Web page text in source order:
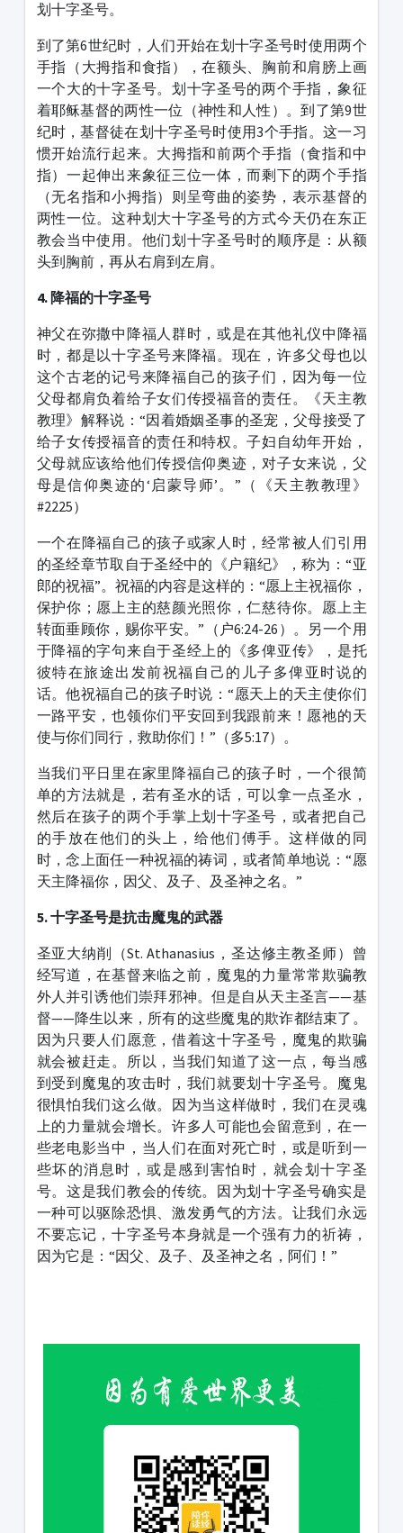
划十字圣号。
到了第6世纪时，人们开始在划十字圣号时使用两个
手指（大拇指和食指），在额头、胸前和肩膀上画
一个大的十字圣号。划十字圣号的两个手指，象征
着耶稣基督的两性一位（神性和人性）。到了第9世
纪时，基督徒在划十字圣号时使用3个手指。这一习
惯开始流行起来。大拇指和前两个手指（食指和中
指）一起伸出来象征三位一体，而剩下的两个手指
（无名指和小拇指）则呈弯曲的姿势，表示基督的
两性一位。这种划大十字圣号的方式今天仍在东正
教会当中使用。他们划十字圣号时的顺序是：从额
头到胸前，再从右肩到左肩。
4. 降福的十字圣号
神父在弥撒中降福人群时，或是在其他礼仪中降福
时，都是以十字圣号来降福。现在，许多父母也以
这个古老的记号来降福自己的孩子们，因为每一位
父母都肩负着给子女们传授福音的责任。《天主教
教理》解释说：“因着婚姻圣事的圣宠，父母接受了
给子女传授福音的责任和特权。子妇自幼年开始，
父母就应该给他们传授信仰奥迹，对子女来说，父
母是信仰奥迹的‘启蒙导师’。”（《天主教教理》
#2225）
一个在降福自己的孩子或家人时，经常被人们引用
的圣经章节取自于圣经中的《户籍纪》，称为：“亚
郎的祝福”。祝福的内容是这样的：“愿上主祝福你，
保护你；愿上主的慈颜光照你，仁慈待你。愿上主
转面垂顾你，赐你平安。”（户6:24-26 ）。另一个用
于降福的字句来自于圣经上的《多俾亚传》，是托
彼特在旅途出发前祝福自己的儿子多俾亚时说的
话。他祝福自己的孩子时说：“愿天上的天主使你们
一路平安，也领你们平安回到我跟前来！愿祂的天
使与你们同行，救助你们！”（多5:17）。
当我们平日里在家里降福自己的孩子时，一个很简
单的方法就是，若有圣水的话，可以拿一点圣水，
然后在孩子的两个手掌上划十字圣号，或者把自己
的手放在他们的头上，给他们傅手。这样做的同
时，念上面任一种祝福的祷词，或者简单地说：“愿
天主降福你，因父、及子、及圣神之名。”
5.十字圣号是抗击魔鬼的武器
圣亚大纳削（St. Athanasius ，圣达修主教圣师）曾
经写道，在基督来临之前，魔鬼的力量常常欺骗教
外人并引诱他们崇拜邪神。但是自从天主圣言——基
督——降生以来，所有的这些魔鬼的欺诈都结束了。
因为只要人们愿意，借着这十字圣号，魔鬼的欺骗
就会被赶走。所以，当我们知道了这一点，每当感
到受到魔鬼的攻击时，我们就要划十字圣号。魔鬼
很惧怕我们这么做。因为当这样做时，我们在灵魂
上的力量就会增长。许多人可能也会留意到，在一
些老电影当中，当人们在面对死亡时，或是听到一
些坏的消息时，或是感到害怕时，就会划十字圣
号。这是我们教会的传统。因为划十字圣号确实是
一种可以驱除恐惧、激发勇气的方法。让我们永远
不要忘记，十字圣号本身就是一个强有力的祈祷，
因为它是：“因父、及子、及圣神之名，阿们！”